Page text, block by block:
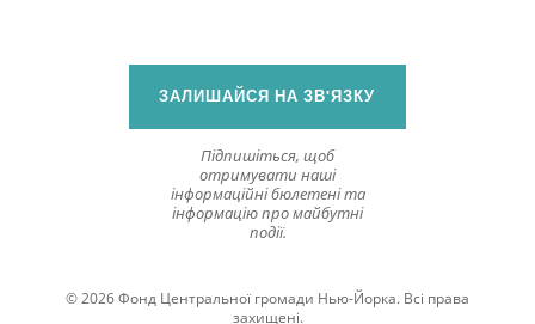
ЗАЛИШАЙСЯ НА ЗВ'ЯЗКУ
Підпишіться, щоб
отримувати наші
інформаційні бюлетені та
інформацію про майбутні
події.
© 2026 Фонд Центральної громади Нью-Йорка. Всі права
захищені.